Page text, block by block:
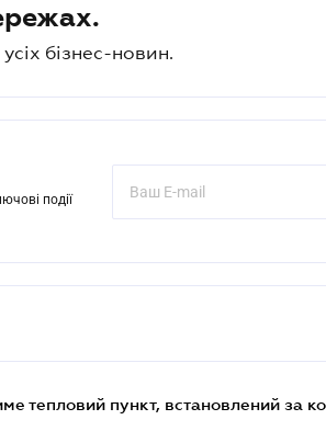
бізнес-новин.
події
тепловий пункт, встановлений за